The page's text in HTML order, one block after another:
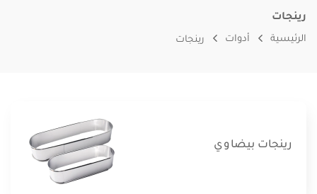
رينجات
الرئيسية أدوات رينجات
رينجات بيضاوي